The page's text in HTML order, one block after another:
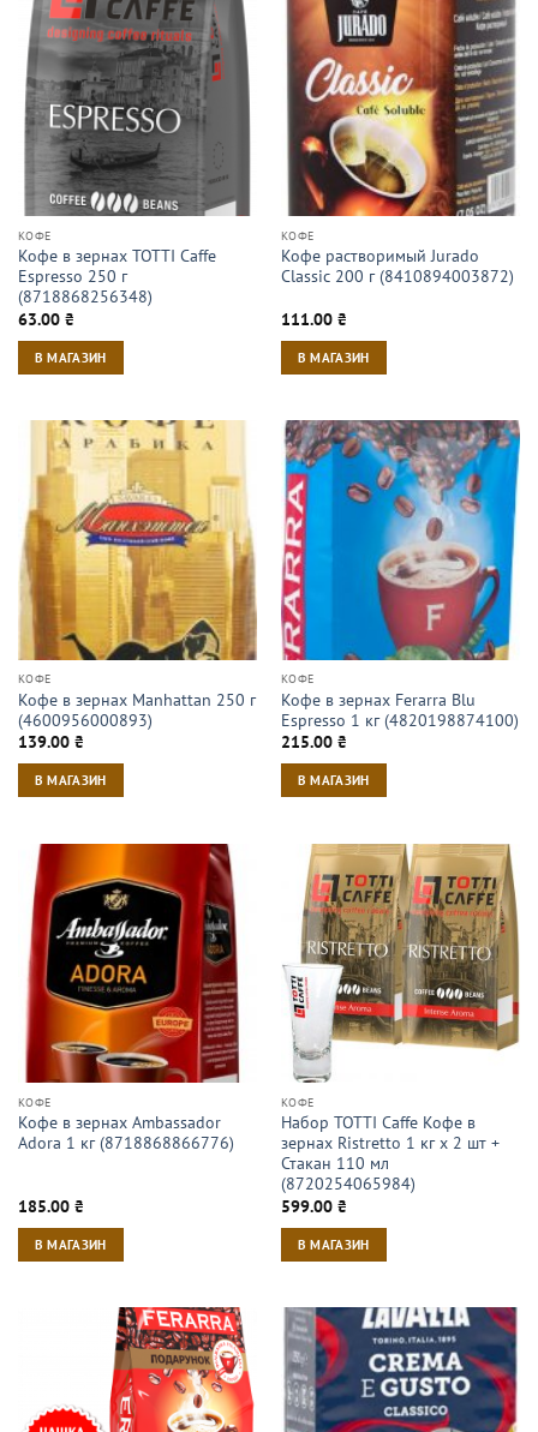
КОФЕ
Кофе в зернах TOTTI Caffe
Espresso 250 г
(8718868256348)
63.00 ₴
В МАГАЗИН
КОФЕ
Кофе растворимый Jurado
Classic 200 г (8410894003872)
111.00 ₴
В МАГАЗИН
КОФЕ
Кофе в зернах Manhattan 250 г
(4600956000893)
139.00 ₴
В МАГАЗИН
КОФЕ
Кофе в зернах Ferarra Blu
Espresso 1 кг (4820198874100)
215.00 ₴
В МАГАЗИН
КОФЕ
Кофе в зернах Ambassador
Adora 1 кг (8718868866776)
185.00 ₴
В МАГАЗИН
КОФЕ
Набор TOTTI Caffe Кофе в
зернах Ristrettо 1 кг х 2 шт +
Стакан 110 мл
(8720254065984)
599.00 ₴
В МАГАЗИН